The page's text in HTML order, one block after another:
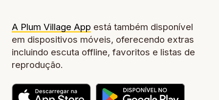
A Plum Village App está também disponível
em dispositivos móveis, oferecendo extras
incluindo escuta offline, favoritos e listas de
reprodução.